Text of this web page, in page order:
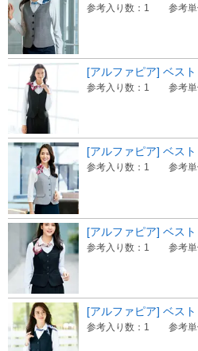
参考入り数：1 参考
[アルファピア] ベス
参考入り数：1 参考
[アルファピア] ベス
参考入り数：1 参考
[アルファピア] ベス
参考入り数：1 参考
[アルファピア] ベス
参考入り数：1 参考